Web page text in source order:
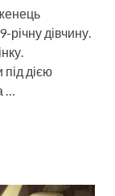
дівчину.
дією